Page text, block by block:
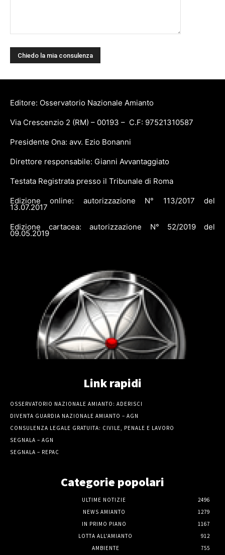
Editore: Osservatorio Nazionale Amianto
Via Crescenzio 2 (RM) – 00193 – C.F: 97521310587
Presidente Ona: avv. Ezio Bonanni
Direttore responsabile: Gianni Avvantaggiato
Testata Registrata presso il Tribunale di Roma
Edizione online: autorizzazione N° 113/2017 del
13.07.2017
Edizione cartacea: autorizzazione N° 52/2019 del
09.05.2019
Link rapidi
OSSERVATORIO NAZIONALE AMIANTO: ADERISCI
DIVENTA GUARDIA NAZIONALE AMIANTO – AGN
CONSULENZA LEGALE GRATUITA: CIVILE, PENALE E LAVORO
SEGNALA – AGN
SEGNALA – REPAC
Categorie popolari
ULTIME NOTIZIE
2496
NEWS AMIANTO
1279
IN PRIMO PIANO
1167
LOTTA ALL'AMIANTO
912
AMBIENTE
755